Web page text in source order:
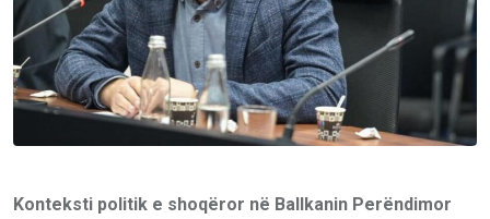
Konteksti politik e shoqëror në Ballkanin Perëndimor